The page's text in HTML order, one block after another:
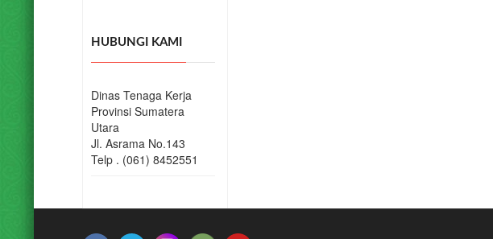
Telp . (061) 8452551